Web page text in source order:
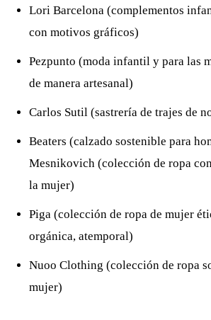
Lori Barcelona (complementos
con motivos gráficos)
Pezpunto (moda infantil y para las
de manera artesanal)
Carlos Sutil (sastrería de trajes de
Beaters (calzado sostenible para
Mesnikovich (colección de ropa
la mujer)
Piga (colección de ropa de mujer
orgánica, atemporal)
Nuoo Clothing (colección de ropa
mujer)